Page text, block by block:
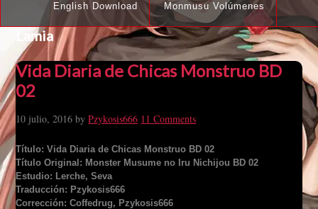
English Download Monmusu Volúmenes
Lamia
Vida Diaria de Chicas Monstruo BD
02
10 julio, 2016 byPzykosis666 11 Comments
Título: Vida Diaria de Chicas Monstruo BD 02
Título Original: Monster Musume no Iru Nichijou BD 02
Estudio: Lerche, Seva
Traducción: Pzykosis666
Corrección: Coffedrug, Pzykosis666